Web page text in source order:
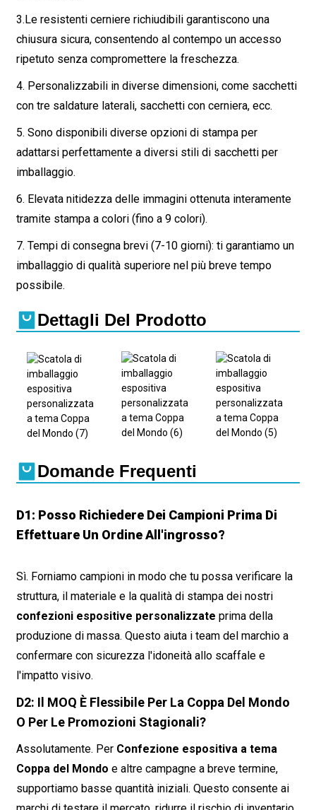
3.Le resistenti cerniere richiudibili garantiscono una
chiusura sicura, consentendo al contempo un accesso
ripetuto senza compromettere la freschezza.
4. Personalizzabili in diverse dimensioni, come sacchetti
con tre saldature laterali, sacchetti con cerniera, ecc.
5. Sono disponibili diverse opzioni di stampa per
adattarsi perfettamente a diversi stili di sacchetti per
imballaggio.
6. Elevata nitidezza delle immagini ottenuta interamente
tramite stampa a colori (fino a 9 colori).
7. Tempi di consegna brevi (7-10 giorni): ti garantiamo un
imballaggio di qualità superiore nel più breve tempo
possibile.
Dettagli Del Prodotto
Domande Frequenti
D1: Posso Richiedere Dei Campioni Prima Di
Effettuare Un Ordine All'ingrosso?
Sì. Forniamo campioni in modo che tu possa verificare la
struttura, il materiale e la qualità di stampa dei nostri
confezioni espositive personalizzate prima della
produzione di massa. Questo aiuta i team del marchio a
confermare con sicurezza l'idoneità allo scaffale e
l'impatto visivo.
D2: Il MOQ È Flessibile Per La Coppa Del Mondo
O Per Le Promozioni Stagionali?
Assolutamente. Per Confezione espositiva a tema
Coppa del Mondo e altre campagne a breve termine,
supportiamo basse quantità iniziali. Questo consente ai